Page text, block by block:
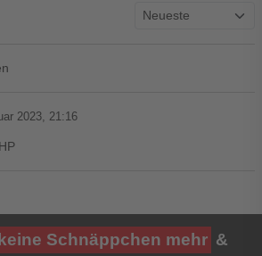
2023, 21:16
Schnäppchen mehr &